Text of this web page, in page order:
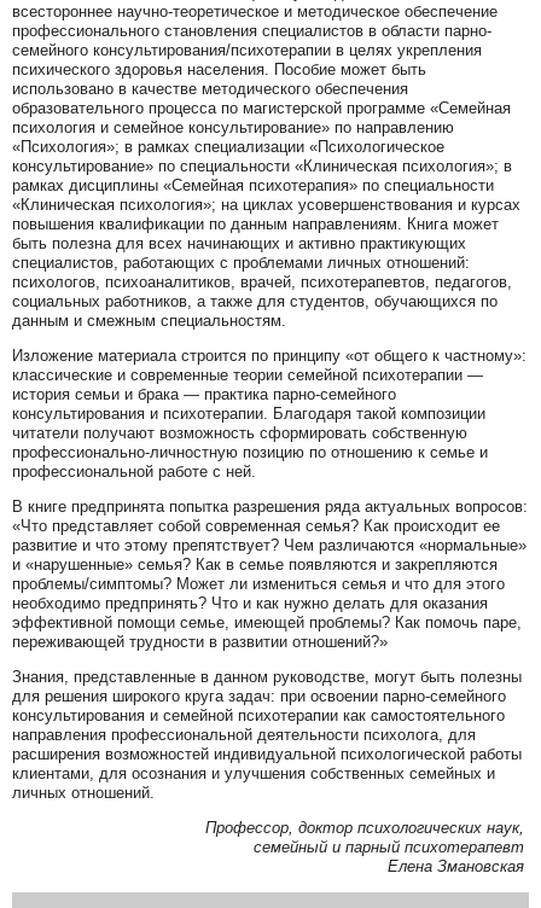
всестороннее научно-теоретическое и методическое обеспечение
профессионального становления специалистов в области парно-
семейного консультирования/психотерапии в целях укрепления
психического здоровья населения. Пособие может быть
использовано в качестве методического обеспечения
образовательного процесса по магистерской программе «Семейная
психология и семейное консультирование» по направлению
«Психология»; в рамках специализации «Психологическое
консультирование» по специальности «Клиническая психология»; в
рамках дисциплины «Семейная психотерапия» по специальности
«Клиническая психология»; на циклах усовершенствования и курсах
повышения квалификации по данным направлениям. Книга может
быть полезна для всех начинающих и активно практикующих
специалистов, работающих с проблемами личных отношений:
психологов, психоаналитиков, врачей, психотерапевтов, педагогов,
социальных работников, а также для студентов, обучающихся по
данным и смежным специальностям.
Изложение материала строится по принципу «от общего к частному»:
классические и современные теории семейной психотерапии —
история семьи и брака — практика парно-семейного
консультирования и психотерапии. Благодаря такой композиции
читатели получают возможность сформировать собственную
профессионально-личностную позицию по отношению к семье и
профессиональной работе с ней.
В книге предпринята попытка разрешения ряда актуальных вопросов:
«Что представляет собой современная семья? Как происходит ее
развитие и что этому препятствует? Чем различаются «нормальные»
и «нарушенные» семья? Как в семье появляются и закрепляются
проблемы/симптомы? Может ли измениться семья и что для этого
необходимо предпринять? Что и как нужно делать для оказания
эффективной помощи семье, имеющей проблемы? Как помочь паре,
переживающей трудности в развитии отношений?»
Знания, представленные в данном руководстве, могут быть полезны
для решения широкого круга задач: при освоении парно-семейного
консультирования и семейной психотерапии как самостоятельного
направления профессиональной деятельности психолога, для
расширения возможностей индивидуальной психологической работы
клиентами, для осознания и улучшения собственных семейных и
личных отношений.
Профессор, доктор психологических наук,
семейный и парный психотерапевт
Елена Змановская